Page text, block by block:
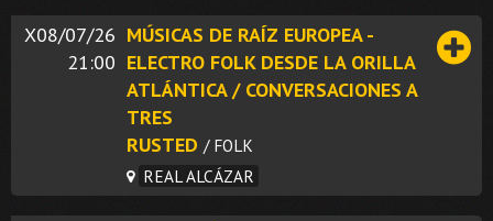
X08/07/26
21:00
MÚSICAS DE RAÍZ EUROPEA -
ELECTRO FOLK DESDE LA ORILLA
ATLÁNTICA / CONVERSACIONES A
TRES
RUSTED / FOLK
REAL ALCÁZAR